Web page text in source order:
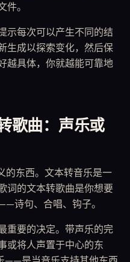
。
示每次可以产生不同的结
生成以探索变化，然后保
越具体，你就越能可靠地
歌曲：声乐或
的东西。文本转音乐是一
词的文本转歌曲是你想要
诗句、合唱、钩子。
重要的决定。带声乐的完
或将人声置于中心的东